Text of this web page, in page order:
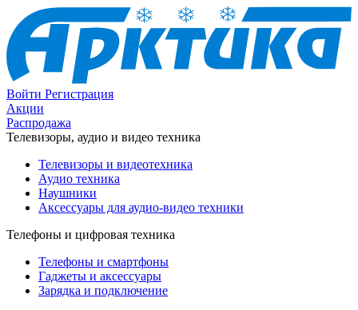
Войти Регистрация
Акции
Распродажа
Телевизоры, аудио и видео техника
Телевизоры и видеотехника
Аудио техника
Наушники
Аксессуары для аудио-видео техники
Телефоны и цифровая техника
Телефоны и смартфоны
Гаджеты и аксессуары
Зарядка и подключение